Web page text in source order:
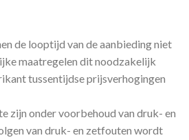
de looptijd van de aanbieding niet
maatregelen dit noodzakelijk
tussentijdse prijsverhogingen
zijn onder voorbehoud van druk- en
van druk- en zetfouten wordt